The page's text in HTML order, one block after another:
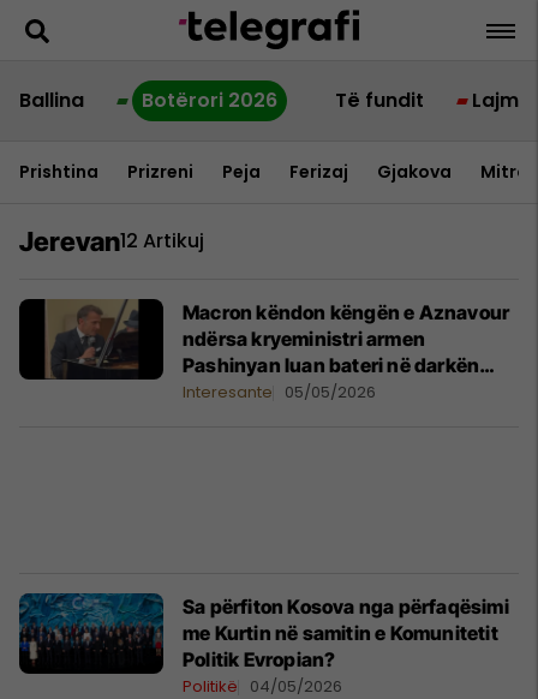
Ballina Botërori 2026 Të fundit Lajme
Prishtina Prizreni Peja Ferizaj Gjakova
Jerevan12 Artikuj
Macron këndon këngën e Aznavour
ndërsa kryeministri armen
Pashinyan luan bateri në darkën
zyrtare
Interesante 05/05/2026
Sa përfiton Kosova nga përfaqësimi
me Kurtin në samitin e Komunitetit
Politik Evropian?
Politikë 04/05/2026